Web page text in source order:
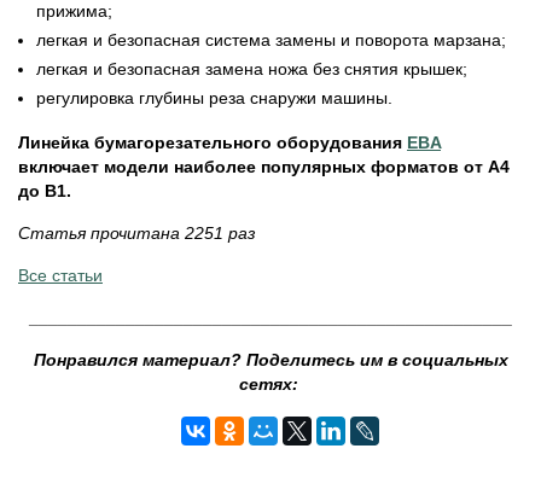
прижима;
легкая и безопасная система замены и поворота марзана;
легкая и безопасная замена ножа без снятия крышек;
регулировка глубины реза снаружи машины.
Линейка бумагорезательного оборудования EBA
включает модели наиболее популярных форматов от А4
до В1.
Статья прочитана 2251 раз
Все статьи
Понравился материал? Поделитесь им в социальных
сетях: